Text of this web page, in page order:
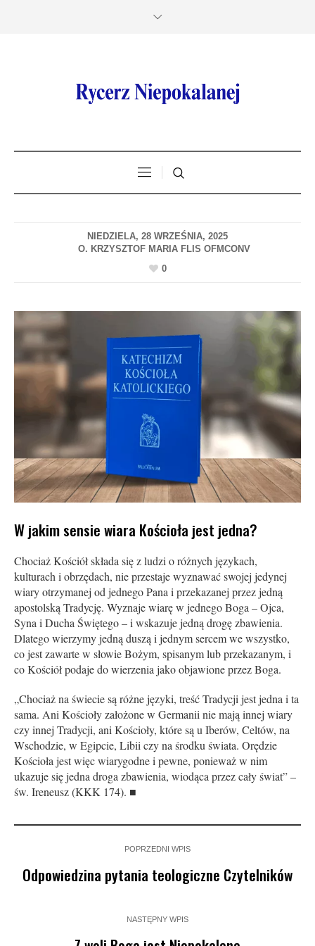
NIEDZIELA, 28 WRZEŚNIA, 2025
0
W jakim sensie wiara Kościoła jest jedna?
Chociaż Kościół składa się z ludzi o różnych językach,
kulturach i obrzędach, nie przestaje wyznawać swojej jedynej
wiary otrzymanej od jednego Pana i przekazanej przez jedną
apostolską Tradycję. Wyznaje wiarę w jednego Boga – Ojca,
Syna i Ducha Świętego – i wskazuje jedną drogę zbawienia.
Dlatego wierzymy jedną duszą i jednym sercem we wszystko,
co jest zawarte w słowie Bożym, spisanym lub przekazanym, i
co Kościół podaje do wierzenia jako objawione przez Boga.
„Chociaż na świecie są różne języki, treść Tradycji jest jedna i ta
sama. Ani Kościoły założone w Germanii nie mają innej wiary
czy innej Tradycji, ani Kościoły, które są u Iberów, Celtów, na
Wschodzie, w Egipcie, Libii czy na środku świata. Orędzie
Kościoła jest więc wiarygodne i pewne, ponieważ w nim
ukazuje się jedna droga zbawienia, wiodąca przez cały świat” –
św. Ireneusz (KKK 174). ■
POPRZEDNI WPIS
Odpowiedzina pytania teologiczne Czytelników
NASTĘPNY WPIS